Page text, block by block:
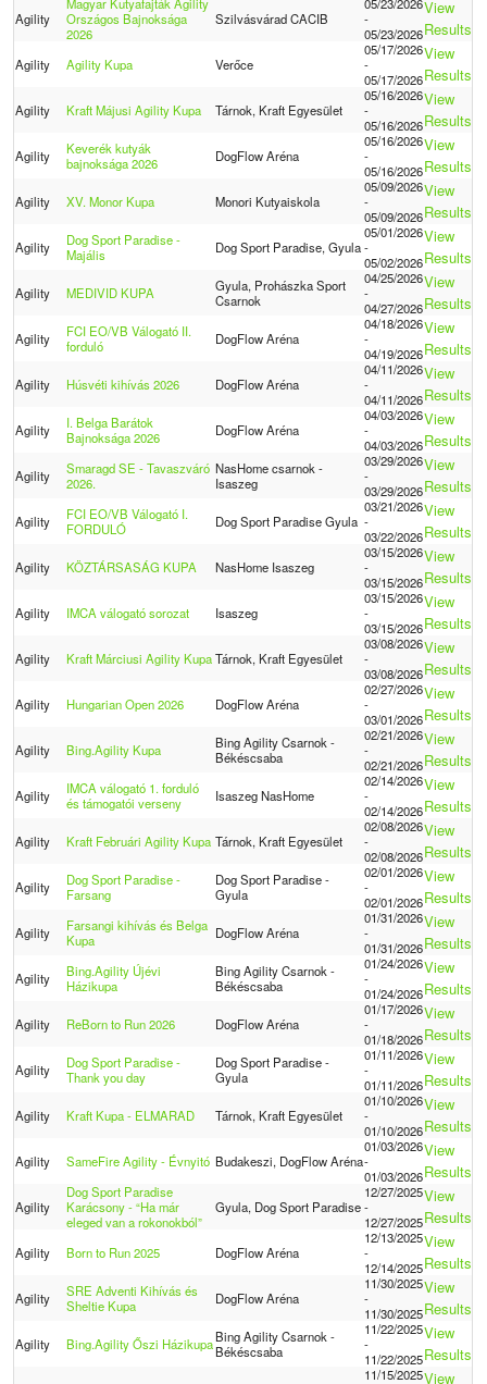
Agility
Országos Bajnoksága
2026
Szilvásvárad CACIB
-
05/23/2026
View
Results
Agility Agility Kupa Verőce
05/17/2026
-
05/17/2026
View
Results
Agility Kraft Májusi Agility Kupa Tárnok, Kraft Egyesület
05/16/2026
-
05/16/2026
View
Results
Agility
Keverék kutyák
bajnoksága 2026
DogFlow Aréna
05/16/2026
-
05/16/2026
View
Results
Agility XV. Monor Kupa Monori Kutyaiskola
05/09/2026
-
05/09/2026
View
Results
Agility
Dog Sport Paradise -
Majális
Dog Sport Paradise, Gyula
05/01/2026
-
05/02/2026
View
Results
Agility MEDIVID KUPA
Gyula, Prohászka Sport
Csarnok
04/25/2026
-
04/27/2026
View
Results
Agility
FCI EO/VB Válogató II.
forduló
DogFlow Aréna
04/18/2026
-
04/19/2026
View
Results
Agility Húsvéti kihívás 2026 DogFlow Aréna
04/11/2026
-
04/11/2026
View
Results
Agility
I. Belga Barátok
Bajnoksága 2026
DogFlow Aréna
04/03/2026
-
04/03/2026
View
Results
Agility
Smaragd SE - Tavaszváró
2026.
NasHome csarnok -
Isaszeg
03/29/2026
-
03/29/2026
View
Results
Agility
FCI EO/VB Válogató I.
FORDULÓ
Dog Sport Paradise Gyula
03/21/2026
-
03/22/2026
View
Results
Agility KÖZTÁRSASÁG KUPA NasHome Isaszeg
03/15/2026
-
03/15/2026
View
Results
Agility IMCA válogató sorozat Isaszeg
03/15/2026
-
03/15/2026
View
Results
Agility Kraft Márciusi Agility Kupa Tárnok, Kraft Egyesület
03/08/2026
-
03/08/2026
View
Results
Agility Hungarian Open 2026 DogFlow Aréna
02/27/2026
-
03/01/2026
View
Results
Agility Bing.Agility Kupa
Bing Agility Csarnok -
Békéscsaba
02/21/2026
-
02/21/2026
View
Results
Agility
IMCA válogató 1. forduló
és támogatói verseny
Isaszeg NasHome
02/14/2026
-
02/14/2026
View
Results
Agility Kraft Februári Agility Kupa Tárnok, Kraft Egyesület
02/08/2026
-
02/08/2026
View
Results
Agility
Dog Sport Paradise -
Farsang
Dog Sport Paradise -
Gyula
02/01/2026
-
02/01/2026
View
Results
Agility
Farsangi kihívás és Belga
Kupa
DogFlow Aréna
01/31/2026
-
01/31/2026
View
Results
Agility
Bing.Agility Újévi
Házikupa
Bing Agility Csarnok -
Békéscsaba
01/24/2026
-
01/24/2026
View
Results
Agility ReBorn to Run 2026 DogFlow Aréna
01/17/2026
-
01/18/2026
View
Results
Agility
Dog Sport Paradise -
Thank you day
Dog Sport Paradise -
Gyula
01/11/2026
-
01/11/2026
View
Results
Agility Kraft Kupa - ELMARAD Tárnok, Kraft Egyesület
01/10/2026
-
01/10/2026
View
Results
Agility SameFire Agility - Évnyitó Budakeszi, DogFlow Aréna
01/03/2026
-
01/03/2026
View
Results
Agility
Dog Sport Paradise
Karácsony - “Ha már
eleged van a rokonokból”
Gyula, Dog Sport Paradise
12/27/2025
-
12/27/2025
View
Results
Agility Born to Run 2025 DogFlow Aréna
12/13/2025
-
12/14/2025
View
Results
Agility
SRE Adventi Kihívás és
Sheltie Kupa
DogFlow Aréna
11/30/2025
-
11/30/2025
View
Results
Agility Bing.Agility Őszi HázikupaBing Agility Csarnok -
Békéscsaba
11/22/2025
-
11/22/2025
View
Results
11/15/2025View